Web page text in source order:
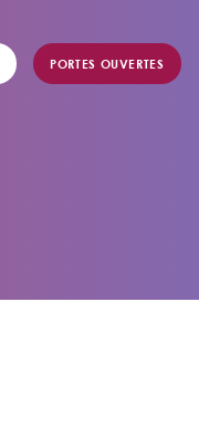
PORTES OUVERTES